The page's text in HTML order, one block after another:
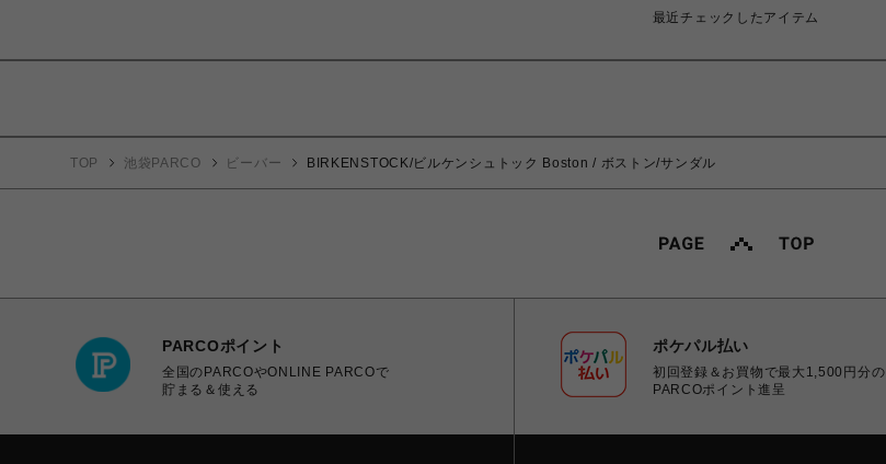
最近チェックしたアイテム
TOP 池袋PARCO ビーバー BIRKENSTOCK/ビルケンシュトック Boston / ボストン/サンダル
PARCOポイント
全国のPARCOやONLINE PARCOで
貯まる＆使える
ポケパル払い
初回登録＆お買物で最大1,500円分の
PARCOポイント進呈